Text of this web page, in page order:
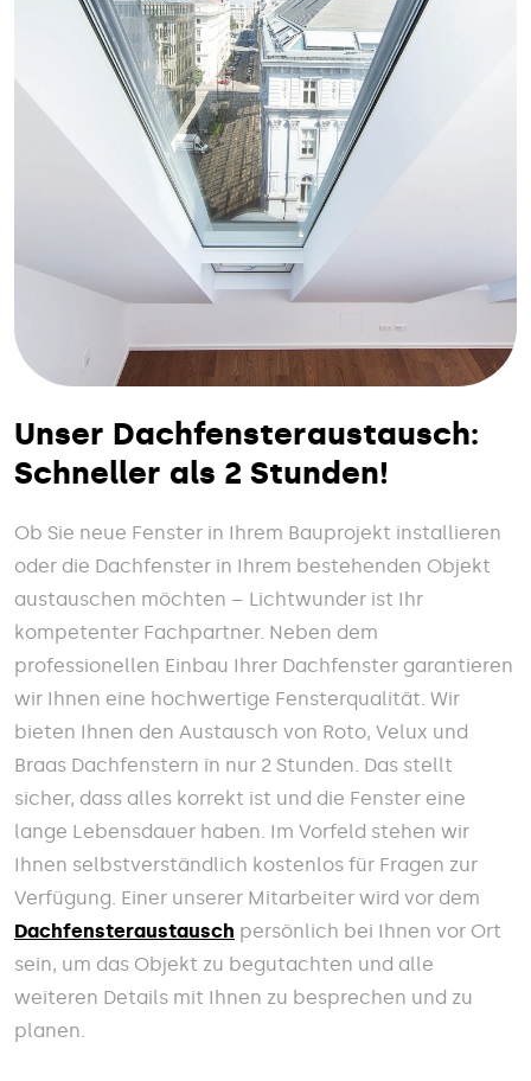
Unser Dachfensteraustausch:
Schneller als 2 Stunden!
Ob Sie neue Fenster in Ihrem Bauprojekt installieren
oder die Dachfenster in Ihrem bestehenden Objekt
austauschen möchten – Lichtwunder ist Ihr
kompetenter Fachpartner. Neben dem
professionellen Einbau Ihrer Dachfenster garantieren
wir Ihnen eine hochwertige Fensterqualität. Wir
bieten Ihnen den Austausch von Roto, Velux und
Braas Dachfenstern in nur 2 Stunden. Das stellt
sicher, dass alles korrekt ist und die Fenster eine
lange Lebensdauer haben. Im Vorfeld stehen wir
Ihnen selbstverständlich kostenlos für Fragen zur
Verfügung. Einer unserer Mitarbeiter wird vor dem
Dachfensteraustausch persönlich bei Ihnen vor Ort
sein, um das Objekt zu begutachten und alle
weiteren Details mit Ihnen zu besprechen und zu
planen.